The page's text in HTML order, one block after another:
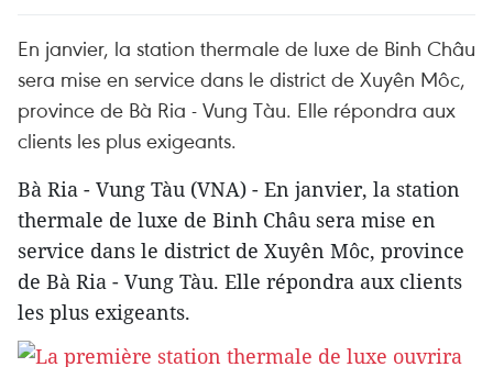
En janvier, la station thermale de luxe de Binh Châu
sera mise en service dans le district de Xuyên Môc,
province de Bà Ria - Vung Tàu. Elle répondra aux
clients les plus exigeants.
Bà Ria - Vung Tàu (VNA) - En janvier, la station
thermale de luxe de Binh Châu sera mise en
service dans le district de Xuyên Môc, province
de Bà Ria - Vung Tàu. Elle répondra aux clients
les plus exigeants.